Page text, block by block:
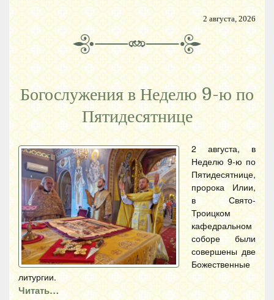
2 августа, 2026
Богослужения в Неделю 9-ю по
Пятидесятнице
2 августа, в
Неделю 9-ю по
Пятидесятнице,
пророка Илии,
в Свято-
Троицком
кафедральном
соборе были
совершены две
Божественные
литургии.
Читать…